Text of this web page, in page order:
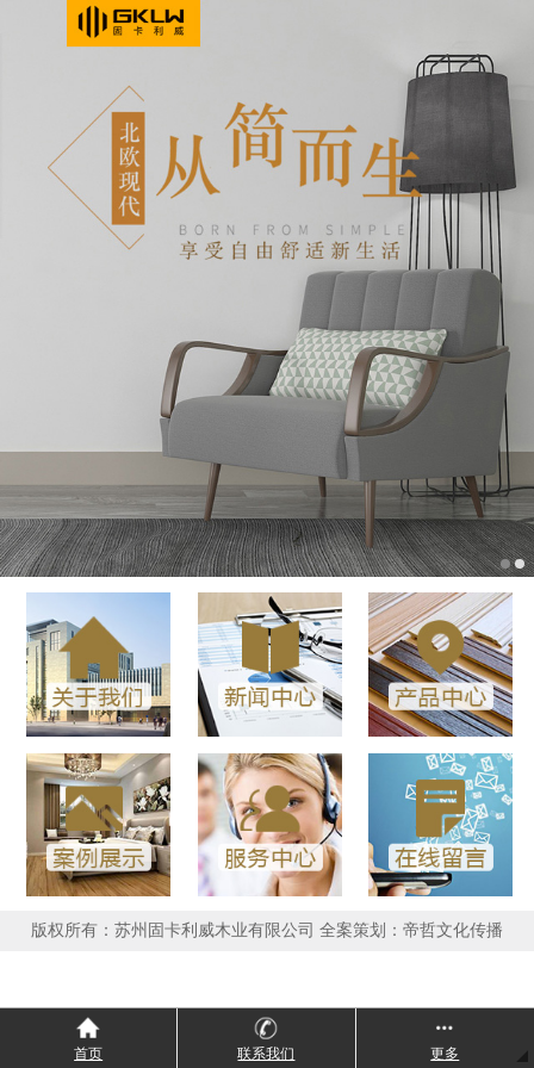
版权所有：苏州固卡利威木业有限公司 全案策划：帝哲文化传播
首页 联系我们 更多